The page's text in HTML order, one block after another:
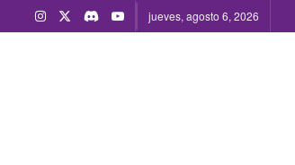
jueves, agosto 6, 2026